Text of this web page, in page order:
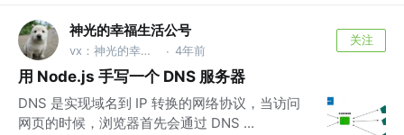
神光的幸福生活公号
vx：神光的幸福生活 · 4年前
关注
用 Node.js 手写一个 DNS 服务器
DNS 是实现域名到 IP 转换的网络协议，当访问
网页的时候，浏览器首先会通过 DNS ...